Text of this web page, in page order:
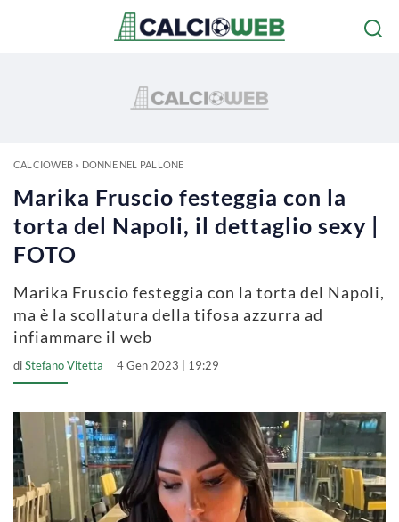
CALCIOWEB» DONNE NEL PALLONE
Marika Fruscio festeggia con la
torta del Napoli, il dettaglio sexy |
FOTO
Marika Fruscio festeggia con la torta del Napoli,
ma è la scollatura della tifosa azzurra ad
infiammare il web
diStefano Vitetta 4 Gen 2023 | 19:29